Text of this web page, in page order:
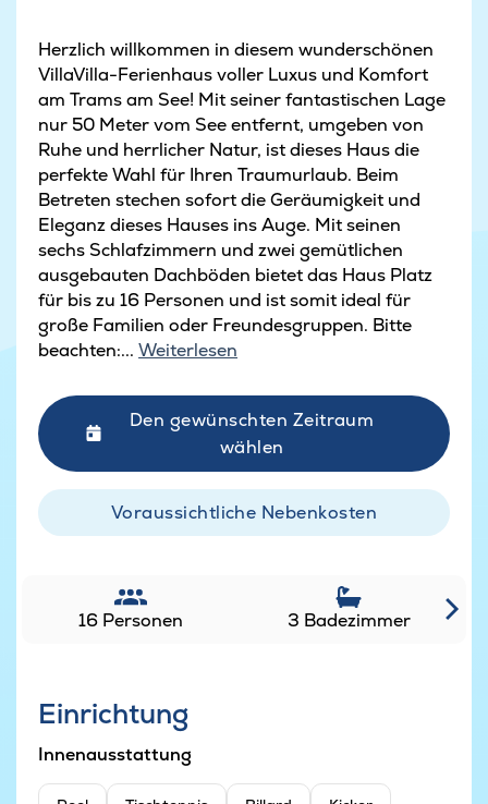
Herzlich willkommen in diesem wunderschönen
VillaVilla-Ferienhaus voller Luxus und Komfort
am Trams am See! Mit seiner fantastischen Lage
nur 50 Meter vom See entfernt, umgeben von
Ruhe und herrlicher Natur, ist dieses Haus die
perfekte Wahl für Ihren Traumurlaub. Beim
Betreten stechen sofort die Geräumigkeit und
Eleganz dieses Hauses ins Auge. Mit seinen
sechs Schlafzimmern und zwei gemütlichen
ausgebauten Dachböden bietet das Haus Platz
für bis zu 16 Personen und ist somit ideal für
große Familien oder Freundesgruppen. Bitte
beachten:... Weiterlesen
Den gewünschten Zeitraum
wählen
Voraussichtliche Nebenkosten
16 Personen 3 Badezimmer
Einrichtung
Innenausstattung